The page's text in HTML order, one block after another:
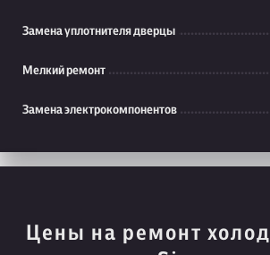
Замена уплотнителя дверцы
Мелкий ремонт
Замена электрокомпонентов
Цены на ремонт